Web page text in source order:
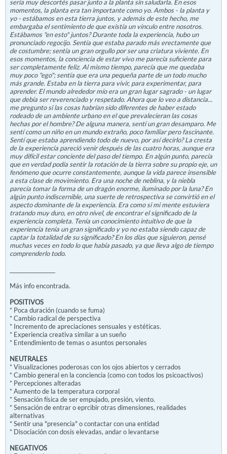
sería muy descortés pasar junto a la planta sin saludarla. En esos
momentos, la planta era tan importante como yo. Ambos - la planta y
yo - estábamos en esta tierra juntos, y además de este hecho, me
embargaba el sentimiento de que existía un vínculo entre nosotros.
Estábamos "en esto" juntos? Durante toda la experiencia, hubo un
pronunciado regocijo. Sentía que estaba parado más erectamente que
de costumbre; sentía un gran orgullo por ser una criatura viviente. En
esos momentos, la conciencia de estar vivo me parecía suficiente para
ser completamente feliz. Al mismo tiempo, parecía que me quedaba
muy poco "ego"; sentía que era una pequeña parte de un todo mucho
más grande. Estaba en la tierra para vivir, para experimentar, para
aprender. El mundo alrededor mío era un gran lugar sagrado - un lugar
que debía ser reverenciado y respetado. Ahora que lo veo a distancia...
me pregunto si las cosas habrían sido diferentes de haber estado
rodeado de un ambiente urbano en el que prevalecieran las cosas
hechas por el hombre? De alguna manera, sentí un gran desamparo. Me
sentí como un niño en un mundo extraño, poco familiar pero fascinante.
Sentí que estaba aprendiendo todo de nuevo, por así decirlo? La cresta
de la experiencia pareció venir después de las cuatro horas, aunque era
muy difícil estar conciente del paso del tiempo. En algún punto, parecía
que en verdad podía sentir la rotación de la tierra sobre su propio eje, un
fenómeno que ocurre constantemente, aunque la vida parece insensible
a esta clase de movimiento. Era una noche de neblina, y la niebla
parecía tomar la forma de un dragón enorme, iluminado por la luna? En
algún punto indiscernible, una suerte de retrospectiva se convirtió en el
aspecto dominante de la experiencia. Era como si mi mente estuviera
tratando muy duro, en otro nivel, de encontrar el significado de la
experiencia completa. Tenía un conocimiento intuitivo de que la
experiencia tenía un gran significado y yo no estaba siendo capaz de
captar la totalidad de su significado? En los días que siguieron, pensé
muchas veces en todo lo que había pasado, ya que lleva algo de tiempo
comprenderlo todo.
Más info encontrada.
POSITIVOS
* Poca duración (cuando se fuma)
* Cambio radical de perspectiva
* Incremento de apreciaciones sensuales y estéticas.
* Experiencia creativa similar a un sueño
* Entendimiento de temas o asuntos personales
NEUTRALES
* Visualizaciones poderosas con los ojos abiertos y cerrados
* Cambio general en la conciencia (como con todos los psicoactivos)
* Percepciones alteradas
* Aumento de la temperatura corporal
* Sensación física de ser empujado, presión, viento.
* Sensación de entrar o eprcibir otras dimensiones, realidades
alternativas
* Sentir una "presencia" o contactar con una entidad
* Disociación con dosis elevadas, andar o levantarse
NEGATIVOS